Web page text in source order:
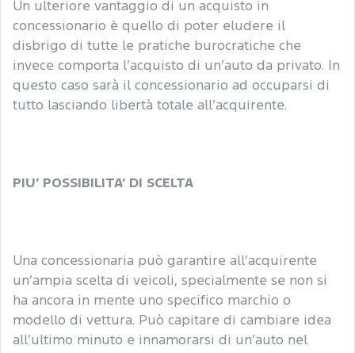
Un ulteriore vantaggio di un acquisto in
concessionario è quello di poter eludere il
disbrigo di tutte le pratiche burocratiche che
invece comporta l’acquisto di un’auto da privato. In
questo caso sarà il concessionario ad occuparsi di
tutto lasciando libertà totale all’acquirente.
PIU’ POSSIBILITA’ DI SCELTA
Una concessionaria può garantire all’acquirente
un’ampia scelta di veicoli, specialmente se non si
ha ancora in mente uno specifico marchio o
modello di vettura. Può capitare di cambiare idea
all’ultimo minuto e innamorarsi di un’auto nel